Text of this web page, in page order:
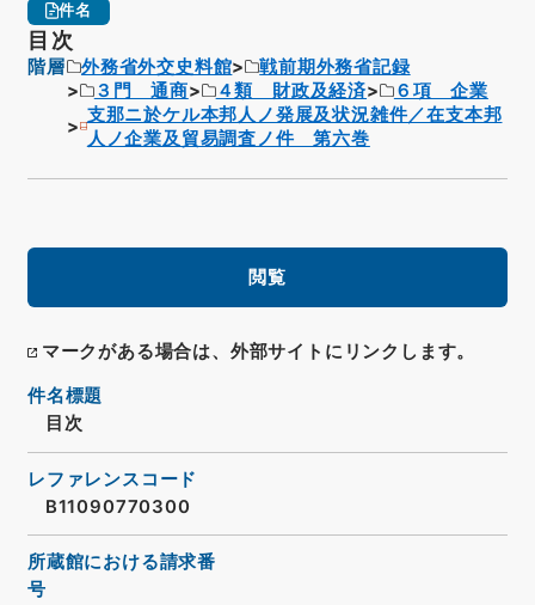
件名
目次
階層 外務省外交史料館
戦前期外務省記録
３門 通商
４類 財政及経済
６項 企業
支那ニ於ケル本邦人ノ発展及状況雑件／在支本邦
人ノ企業及貿易調査ノ件 第六巻
閲覧
マークがある場合は、外部サイトにリンクします。
件名標題
目次
レファレンスコード
B11090770300
所蔵館における請求番
号